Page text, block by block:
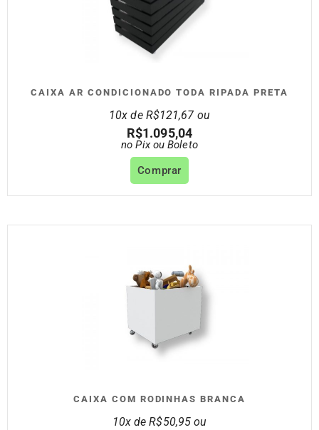
CAIXA AR CONDICIONADO TODA RIPADA PRETA
10x de R$121,67 ou
R$1.095,04
no Pix ou Boleto
Comprar
CAIXA COM RODINHAS BRANCA
10x deR$50,95 ou